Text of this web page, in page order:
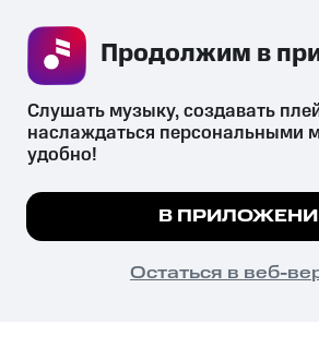
СКАЧАТЬ
психотропных веществ, их аналогов
их незаконный оборот запрещён и влечёт
законодательством ответственность.
© 2026 ООО «КИОН».
Все права защищены
Мы используем куки, чтобы на
Подробнее
ПОНЯТНО
Слушать музыку, создавать
наслаждаться персональными
удобно!
В
Остаться в веб-